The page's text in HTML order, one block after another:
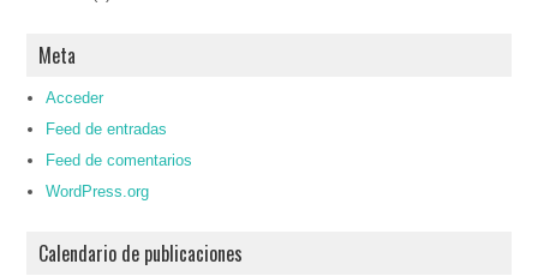
Meta
Acceder
Feed de entradas
Feed de comentarios
WordPress.org
Calendario de publicaciones